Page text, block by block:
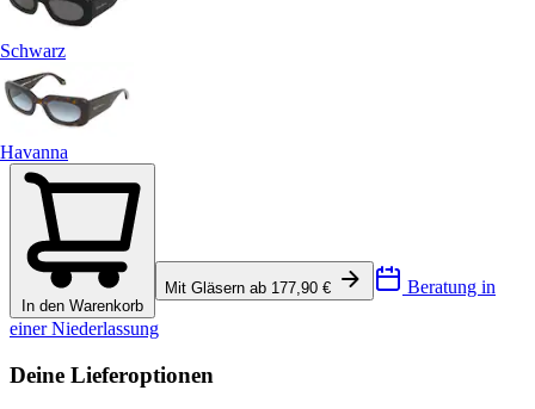
Schwarz
Havanna
In den Warenkorb
Mit Gläsern ab 177,90 € Beratung in
einer Niederlassung
Deine Lieferoptionen